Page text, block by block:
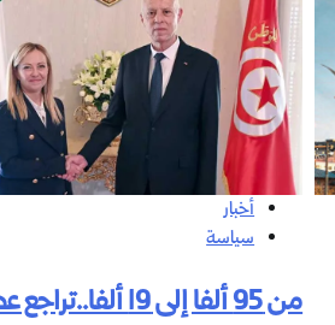
أخبار
سياسة
من 95 ألفا إلى 19